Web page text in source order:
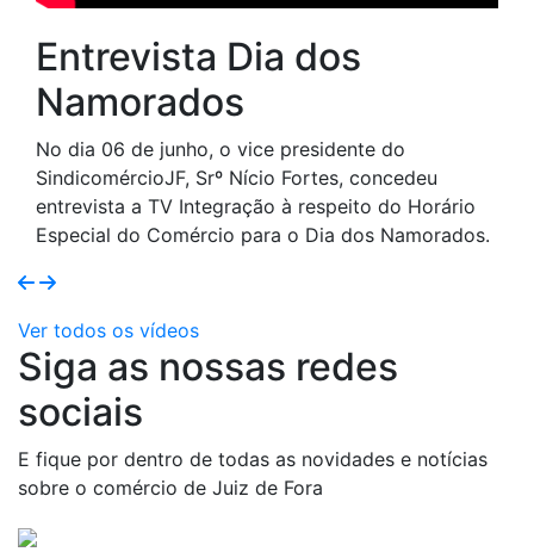
do Horário
Recapitulando a
da Mulher
As diretoras do SindicomércioJF realizaram,
os dias 4 e 8 de março, a primeira Semana
Mulher, com o objetivo de incentivar o
empreendedorismo feminino, promovendo a
Ver todos os vídeos
Siga as nossas redes
sociais
sobre o comércio de Juiz de Fora